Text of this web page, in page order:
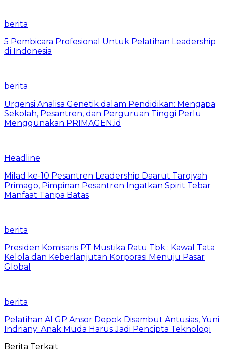
berita
5 Pembicara Profesional Untuk Pelatihan Leadership
di Indonesia
berita
Urgensi Analisa Genetik dalam Pendidikan: Mengapa
Sekolah, Pesantren, dan Perguruan Tinggi Perlu
Menggunakan PRIMAGEN.id
Headline
Milad ke-10 Pesantren Leadership Daarut Tarqiyah
Primago, Pimpinan Pesantren Ingatkan Spirit Tebar
Manfaat Tanpa Batas
berita
Presiden Komisaris PT Mustika Ratu Tbk : Kawal Tata
Kelola dan Keberlanjutan Korporasi Menuju Pasar
Global
berita
Pelatihan AI GP Ansor Depok Disambut Antusias, Yuni
Indriany: Anak Muda Harus Jadi Pencipta Teknologi
Berita Terkait